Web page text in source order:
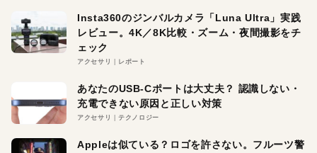
Insta360のジンバルカメラ「Luna Ultra」実践
レビュー。4K／8K比較・ズーム・夜間撮影をチ
ェック
アクセサリ レポート
あなたのUSB-Cポートは大丈夫？ 認識しない・
充電できない原因と正しい対策
アクセサリ テクノロジー
Appleは似ている？ロゴを許さない。フルーツ警